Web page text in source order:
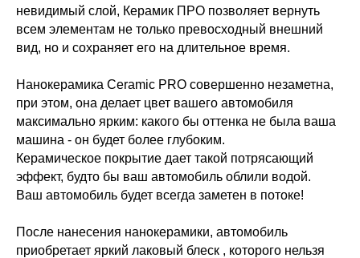
невидимый слой, Керамик ПРО позволяет вернуть
всем элементам не только превосходный внешний
вид, но и сохраняет его на длительное время.
Нанокерамика Ceramic PRO совершенно незаметна,
при этом, она делает цвет вашего автомобиля
максимально ярким: какого бы оттенка не была ваша
машина - он будет более глубоким.
Керамическое покрытие дает такой потрясающий
эффект, будто бы ваш автомобиль облили водой.
Ваш автомобиль будет всегда заметен в потоке!
После нанесения нанокерамики, автомобиль
приобретает яркий лаковый блеск , которого нельзя